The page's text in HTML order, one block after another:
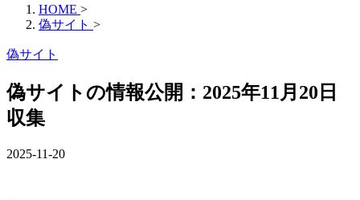
HOME >
偽サイト >
偽サイト
偽サイトの情報公開：2025年11月20日
収集
2025-11-20